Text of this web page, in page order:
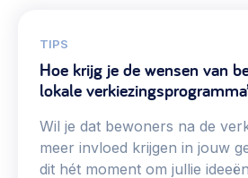
TIPS
Hoe krijg je de wensen van
lokale
Wil je dat bewoners na de
meer invloed krijgen in jouw
dit hét moment om jullie